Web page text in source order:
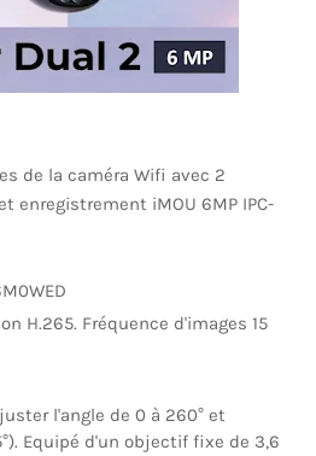
de la caméra Wifi avec 2
enregistrement iMOU 6MP IPC-
H.265. Fréquence d'images 15
l'angle de 0 à 260° et
Equipé d'un objectif fixe de 3,6